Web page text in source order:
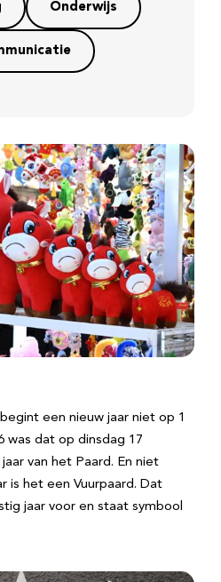
Onderwijs
een nieuw jaar niet op 1
was dat op dinsdag 17
van het Paard. En niet
is het een Vuurpaard. Dat
jaar voor en staat symbool